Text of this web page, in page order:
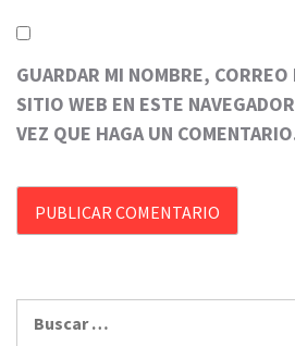
GUARDAR MI NOMBRE,
SITIO WEB EN ESTE
VEZ QUE HAGA UN